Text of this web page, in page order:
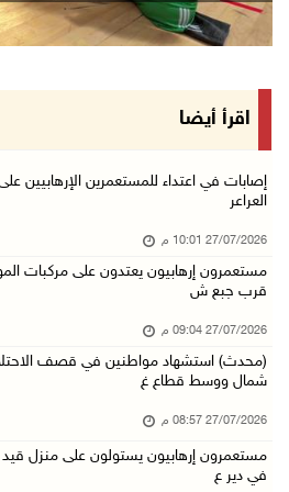
اقرأ أيضا
إصابات في اعتداء للمستعمرين الإرهابيين
العراعر
27/07/2026 10:01 م
مستعمرون إرهابيون يعتدون على مركبات
قرب جبع ش
27/07/2026 09:04 م
(محدث) استشهاد مواطنين في قصف
شمال ووسط قطاع غ
27/07/2026 08:57 م
مستعمرون إرهابيون يستولون على منزل قيد
في دير ع